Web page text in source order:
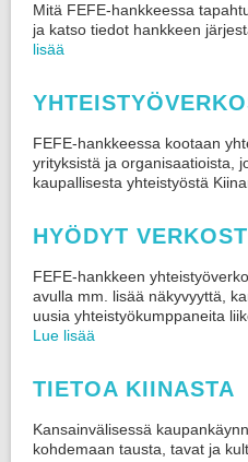
Mitä FEFE-hankkeessa
ja katso tiedot hankkeen
lisää
FEFE-hankkeessa kootaan
yrityksistä ja organisaatioista,
kaupallisesta yhteistyöstä
HYÖDYT
FEFE-hankkeen
avulla mm. lisää näkyvyyttä,
uusia yhteistyökumppaneita
Lue lisää
TIETOA KIINASTA
Kansainvälisessä
kohdemaan tausta, tavat ja